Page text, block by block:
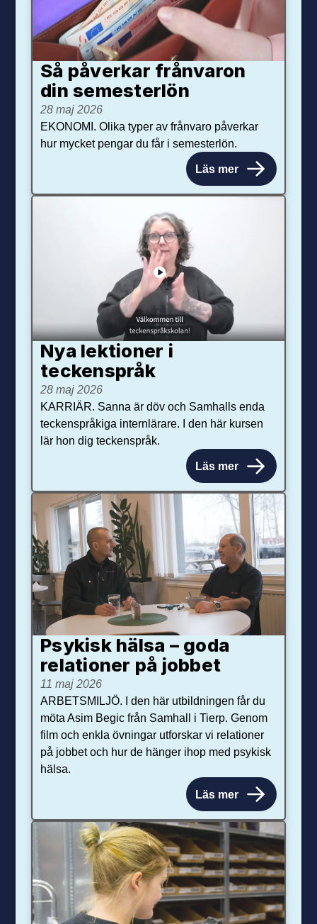
Så påverkar från­varon
din semester­lön
28 maj 2026
EKONOMI. Olika typer av frånvaro påverkar
hur mycket pengar du får i semesterlön.
Läs mer
Nya lektioner i
teckenspråk
28 maj 2026
KARRIÄR. Sanna är döv och Samhalls enda
teckenspråkiga internlärare. I den här kursen
lär hon dig teckenspråk.
Läs mer
Psykisk hälsa – goda
relationer på jobbet
11 maj 2026
ARBETSMILJÖ. I den här utbildningen får du
möta Asim Begic från Samhall i Tierp. Genom
film och enkla övningar utforskar vi relationer
på jobbet och hur de hänger ihop med psykisk
hälsa.
Läs mer